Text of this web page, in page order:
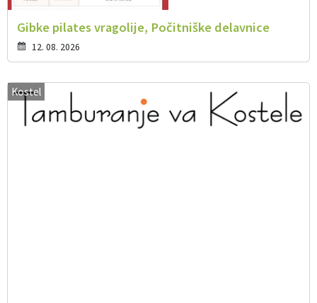
Gibke pilates vragolije, Počitniške delavnice
12. 08. 2026
Kostel